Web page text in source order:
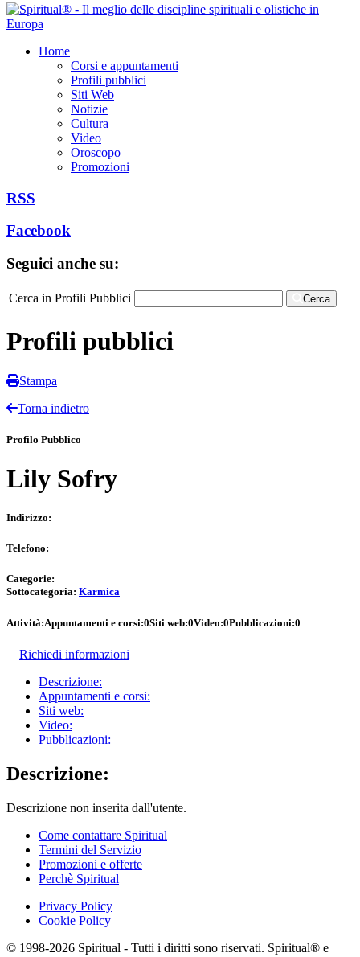
Home
Corsi e appuntamenti
Profili pubblici
Siti Web
Notizie
Cultura
Video
Oroscopo
Promozioni
RSS
Facebook
Seguici anche su:
Cerca in Profili Pubblici Cerca
Profili pubblici
Stampa
Torna indietro
Profilo Pubblico
Lily Sofry
Indirizzo:
Telefono:
Categorie:
Sottocategoria: Karmica
Attività:Appuntamenti e corsi:0Siti web:0Video:0Pubblicazioni:0
Richiedi informazioni
Descrizione:
Appuntamenti e corsi:
Siti web:
Video:
Pubblicazioni:
Descrizione:
Descrizione non inserita dall'utente.
Come contattare Spiritual
Termini del Servizio
Promozioni e offerte
Perchè Spiritual
Privacy Policy
Cookie Policy
© 1998-2026 Spiritual - Tutti i diritti sono riservati. Spiritual® e